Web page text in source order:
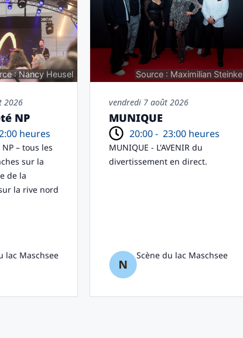
: Nancy Heusel
2026
NP
heures
– tous les
sur la
de la
la rive nord
lac Maschsee
Source : Maximilian Steinke
vendredi 7 août 2026
MUNIQUE
20:00 - 23:00 heures
MUNIQUE - L'AVENIR du
divertissement en direct.
Scène du lac Maschsee